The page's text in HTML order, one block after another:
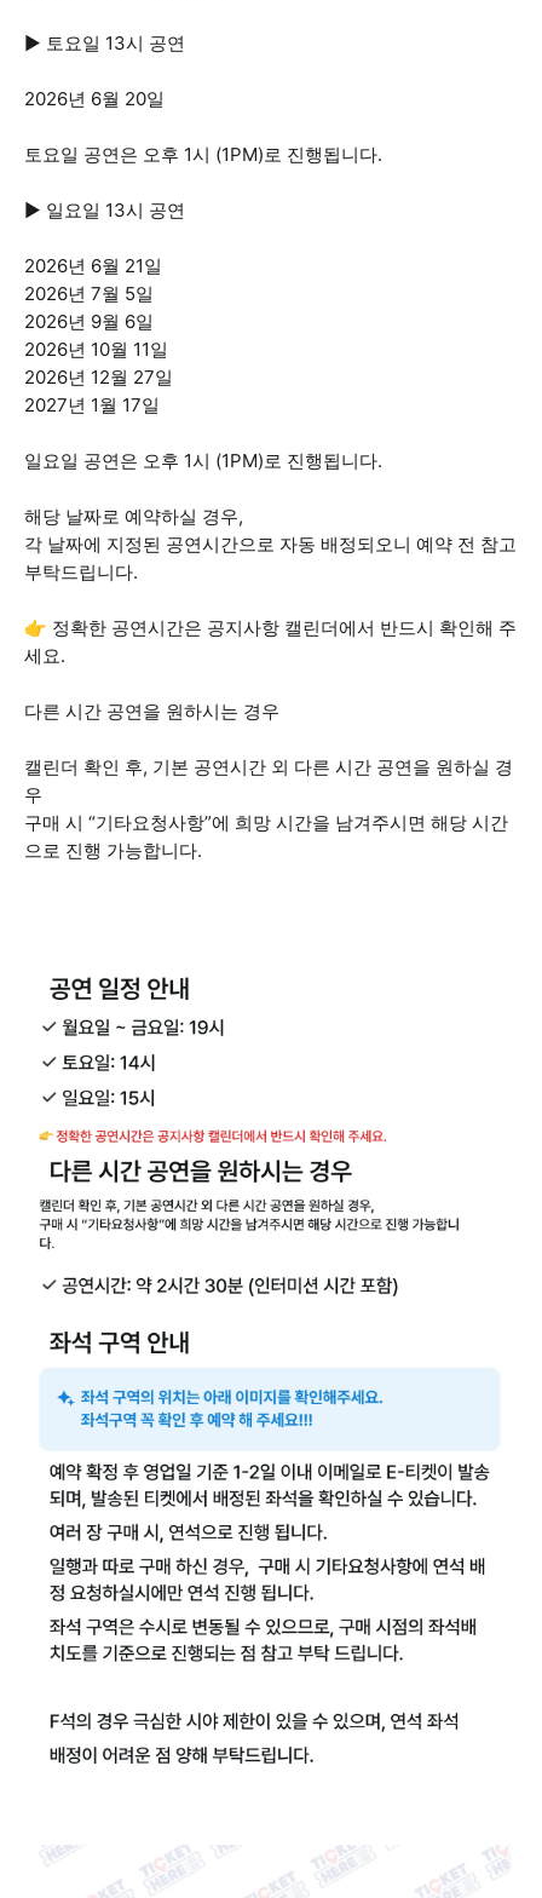
▶ 토요일 13시 공연
2026년 6월 20일
토요일 공연은 오후 1시 (1PM)로 진행됩니다.
▶ 일요일 13시 공연
2026년 6월 21일
2026년 7월 5일
2026년 9월 6일
2026년 10월 11일
2026년 12월 27일
2027년 1월 17일
일요일 공연은 오후 1시 (1PM)로 진행됩니다.
해당 날짜로 예약하실 경우,
각 날짜에 지정된 공연시간으로 자동 배정되오니 예약 전 참고
부탁드립니다.
👉 정확한 공연시간은 공지사항 캘린더에서 반드시 확인해 주
세요.
다른 시간 공연을 원하시는 경우
캘린더 확인 후, 기본 공연시간 외 다른 시간 공연을 원하실 경
우
구매 시 “기타요청사항”에 희망 시간을 남겨주시면 해당 시간
으로 진행 가능합니다.